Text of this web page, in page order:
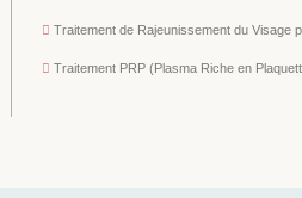
Traitement de Rajeunissement du Visage
Traitement PRP (Plasma Riche en